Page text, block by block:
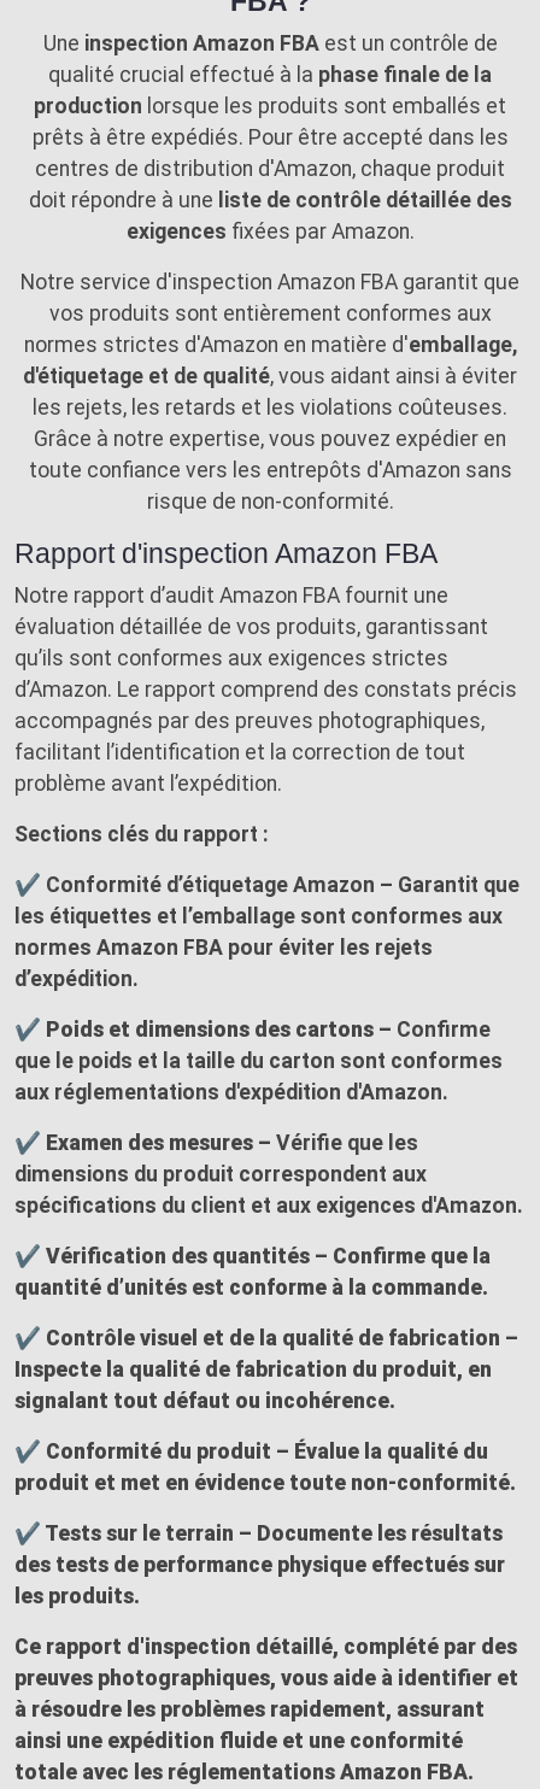
Une inspection Amazon FBAest un contrôle de
qualité crucial effectué à la phase finale de la
production lorsque les produits sont emballés et
prêts à être expédiés. Pour être accepté dans les
centres de distribution d'Amazon, chaque produit
doit répondre à une liste de contrôle détaillée des
exigences fixées par Amazon.
Notre service d'inspection Amazon FBA garantit que
vos produits sont entièrement conformes aux
normes strictes d'Amazon en matière d'emballage,
d'étiquetage et de qualité, vous aidant ainsi à éviter
les rejets, les retards et les violations coûteuses.
Grâce à notre expertise, vous pouvez expédier en
toute confiance vers les entrepôts d'Amazon sans
risque de non-conformité.
Rapport d'inspection Amazon FBA
Notre rapport d’audit Amazon FBA fournit une
évaluation détaillée de vos produits, garantissant
qu’ils sont conformes aux exigences strictes
d’Amazon. Le rapport comprend des constats précis
accompagnés par des preuves photographiques,
facilitant l’identification et la correction de tout
problème avant l’expédition.
Sections clés du rapport :
✔ Conformité d’étiquetage Amazon – Garantit que
les étiquettes et l’emballage sont conformes aux
normes Amazon FBA pour éviter les rejets
d’expédition.
✔ Poids et dimensions des cartons – Confirme
que le poids et la taille du carton sont conformes
aux réglementations d'expédition d'Amazon.
✔ Examen des mesures – Vérifie que les
dimensions du produit correspondent aux
spécifications du client et aux exigences d'Amazon.
✔ Vérification des quantités – Confirme que la
quantité d’unités est conforme à la commande.
✔ Contrôle visuel et de la qualité de fabrication –
Inspecte la qualité de fabrication du produit, en
signalant tout défaut ou incohérence.
✔ Conformité du produit – Évalue la qualité du
produit et met en évidence toute non-conformité.
✔ Tests sur le terrain – Documente les résultats
des tests de performance physique effectués sur
les produits.
Ce rapport d'inspection détaillé, complété par des
preuves photographiques, vous aide à identifier et
à résoudre les problèmes rapidement, assurant
ainsi une expédition fluide et une conformité
totale avec les réglementations Amazon FBA.